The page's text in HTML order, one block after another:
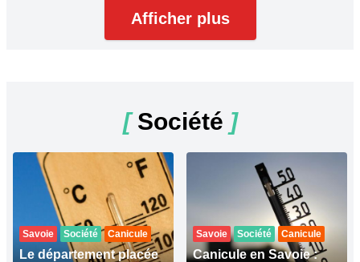
Afficher plus
[Société ]
Savoie Société Canicule
Le département placée
Savoie Société Canicule
Canicule en Savoie :